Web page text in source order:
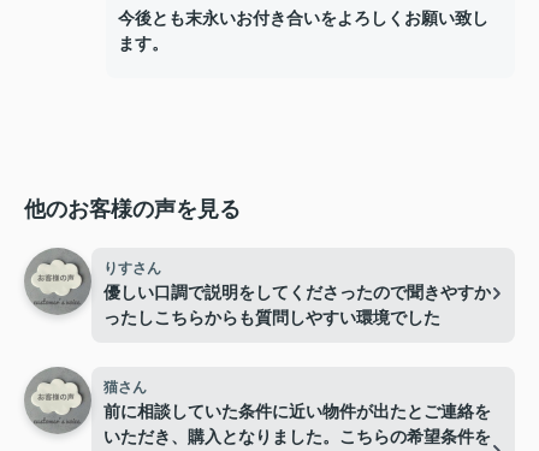
今後とも末永いお付き合いをよろしくお願い致し
ます。
他のお客様の声を見る
りすさん
優しい口調で説明をしてくださったので聞きやすか
ったしこちらからも質問しやすい環境でした
猫さん
前に相談していた条件に近い物件が出たとご連絡を
いただき、購入となりました。こちらの希望条件を